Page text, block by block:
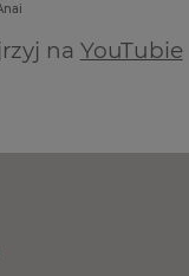
na YouTubie